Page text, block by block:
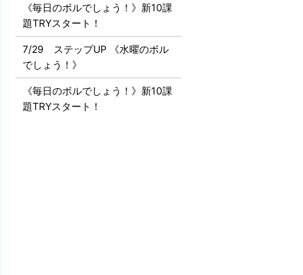
《毎日のボルでしょう！》新10課
題TRYスタート！
7/29 ステップUP 《水曜のボル
でしょう！》
《毎日のボルでしょう！》新10課
題TRYスタート！